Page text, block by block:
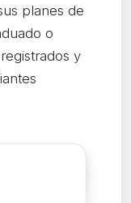
planes de
o
y
(UDIMA)